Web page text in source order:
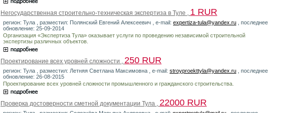
Негосударственная строительно-техническая экспертиза в Туле , 1 RUR
регион: Тула , разместил: Полянский Евгений Алексеевич , e-mail: expertiza-tula@yandex.ru , последнее
обновление: 25-09-2014
Организация «Экспертиза Тула» оказывает услуги по проведению независимой строительной
экспертизы различных объектов.
Проектирование всех уровней сложности , 250 RUR
регион: Тула , разместил: Летняя Светлана Максимовна , e-mail: stroyproekttyla@yandex.ru , последнее
обновление: 26-08-2015
Проектирование всех уровней сложности промышленного и гражданского строительства.
Проверка достоверности сметной документации Тула , 22000 RUR